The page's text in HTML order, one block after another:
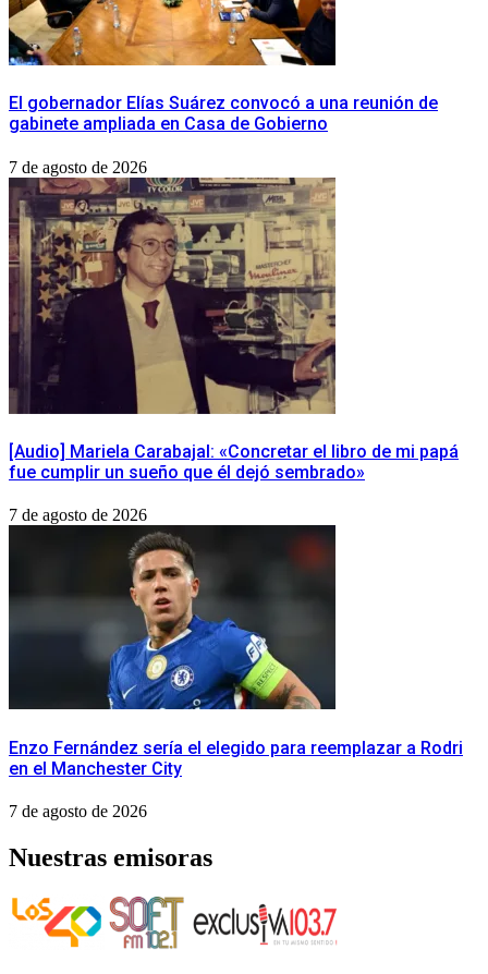
​El gobernador Elías Suárez convocó a una reunión de
gabinete ampliada en Casa de Gobierno
7 de agosto de 2026
[Audio] Mariela Carabajal: «Concretar el libro de mi papá
fue cumplir un sueño que él dejó sembrado»
7 de agosto de 2026
Enzo Fernández sería el elegido para reemplazar a Rodri
en el Manchester City
7 de agosto de 2026
Nuestras emisoras